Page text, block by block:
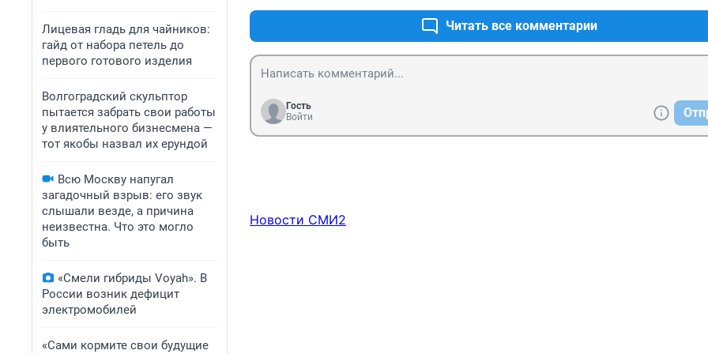
Лицевая гладь для чайников:
гайд от набора петель до
первого готового изделия
Волгоградский скульптор
пытается забрать свои работы
у влиятельного бизнесмена —
тот якобы назвал их ерундой
Всю Москву напугал
загадочный взрыв: его звук
слышали везде, а причина
неизвестна. Что это могло
быть
«Смели гибриды Voyah». В
России возник дефицит
электромобилей
«Сами кормите свои будущие
Читать все комментарии
Гость
Войти
Новости СМИ2